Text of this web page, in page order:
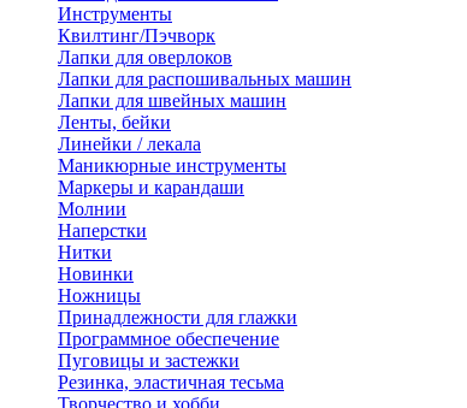
Инструменты
Квилтинг/Пэчворк
Лапки для оверлоков
Лапки для распошивальных машин
Лапки для швейных машин
Ленты, бейки
Линейки / лекала
Маникюрные инструменты
Маркеры и карандаши
Молнии
Наперстки
Нитки
Новинки
Ножницы
Принадлежности для глажки
Программное обеспечение
Пуговицы и застежки
Резинка, эластичная тесьма
Творчество и хобби